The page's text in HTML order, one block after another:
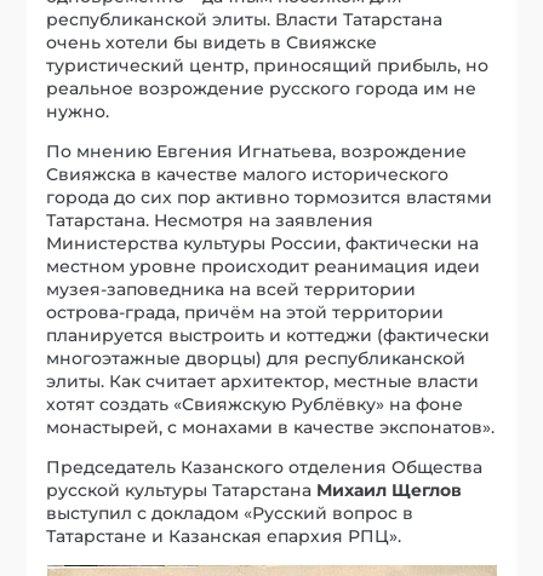
республиканской элиты. Власти Татарстана
очень хотели бы видеть в Свияжске
туристический центр, приносящий прибыль, но
реальное возрождение русского города им не
нужно.
По мнению Евгения Игнатьева, возрождение
Свияжска в качестве малого исторического
города до сих пор активно тормозится властями
Татарстана. Несмотря на заявления
Министерства культуры России, фактически на
местном уровне происходит реанимация идеи
музея-заповедника на всей территории
острова-града, причём на этой территории
планируется выстроить и коттеджи (фактически
многоэтажные дворцы) для республиканской
элиты. Как считает архитектор, местные власти
хотят создать «Свияжскую Рублёвку» на фоне
монастырей, с монахами в качестве экспонатов».
Председатель Казанского отделения Общества
русской культуры Татарстана Михаил Щеглов
выступил с докладом «Русский вопрос в
Татарстане и Казанская епархия РПЦ».